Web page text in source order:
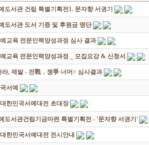
도서관 건립 특별기획전1. 문자향 서권기
도서관 도서 기증 및 후원금 명단
교육 전문인력양성과정 심사 결과
교육 전문인력양성과정 _ 모집요강 & 신청서
라, 제발 - 전戰 ․ 쟁爭 너머> 심사결과
서예
한민국서예대전 초대장
도서관건립기금마련 특별기획전 - '문자향 서권기'
한민국서예대전 전시안내